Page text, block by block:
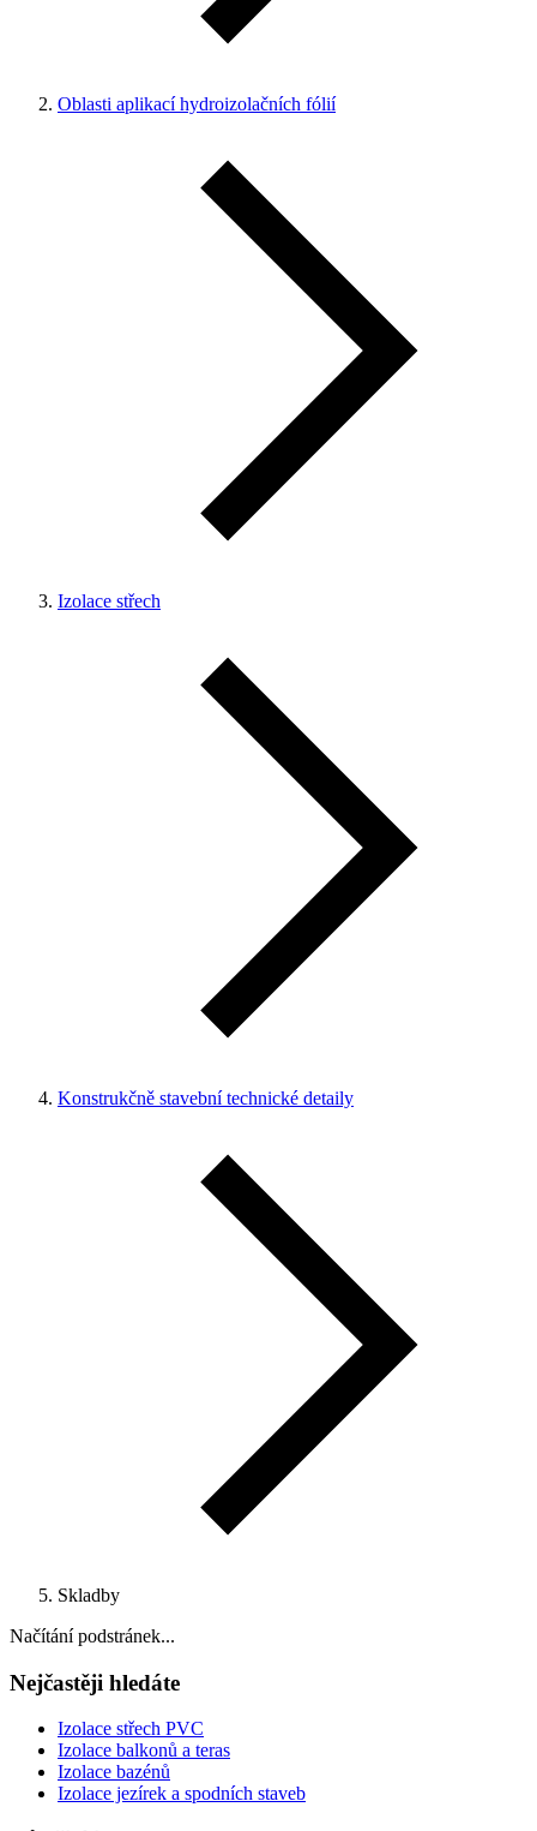
Oblasti aplikací hydroizolačních fólií
Izolace střech
Konstrukčně stavební technické detaily
Skladby
Načítání podstránek...
Nejčastěji hledáte
Izolace střech PVC
Izolace balkonů a teras
Izolace bazénů
Izolace jezírek a spodních staveb